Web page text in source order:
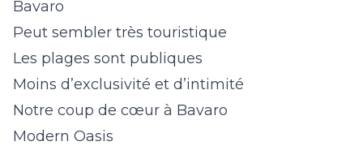
Bavaro
Peut sembler très touristique
Les plages sont publiques
Moins d’exclusivité et d’intimité
Notre coup de cœur à Bavaro
Modern Oasis